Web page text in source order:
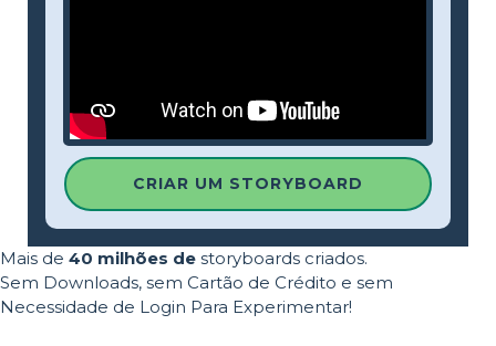
CRIAR UM STORYBOARD
Mais de 40 milhões de storyboards criados.
Sem Downloads, sem Cartão de Crédito e sem
Necessidade de Login Para Experimentar!